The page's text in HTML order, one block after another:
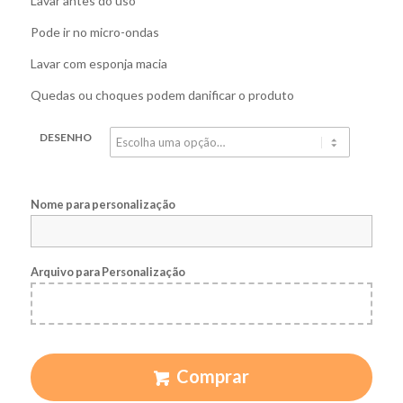
Pode ir no micro-ondas
Lavar com esponja macia
Quedas ou choques podem danificar o produto
DESENHO
Nome para personalização
Arquivo para Personalização
Comprar